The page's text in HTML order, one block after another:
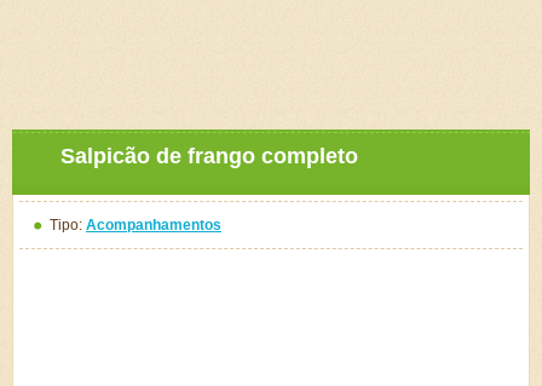
Salpicão de frango completo
Tipo: Acompanhamentos